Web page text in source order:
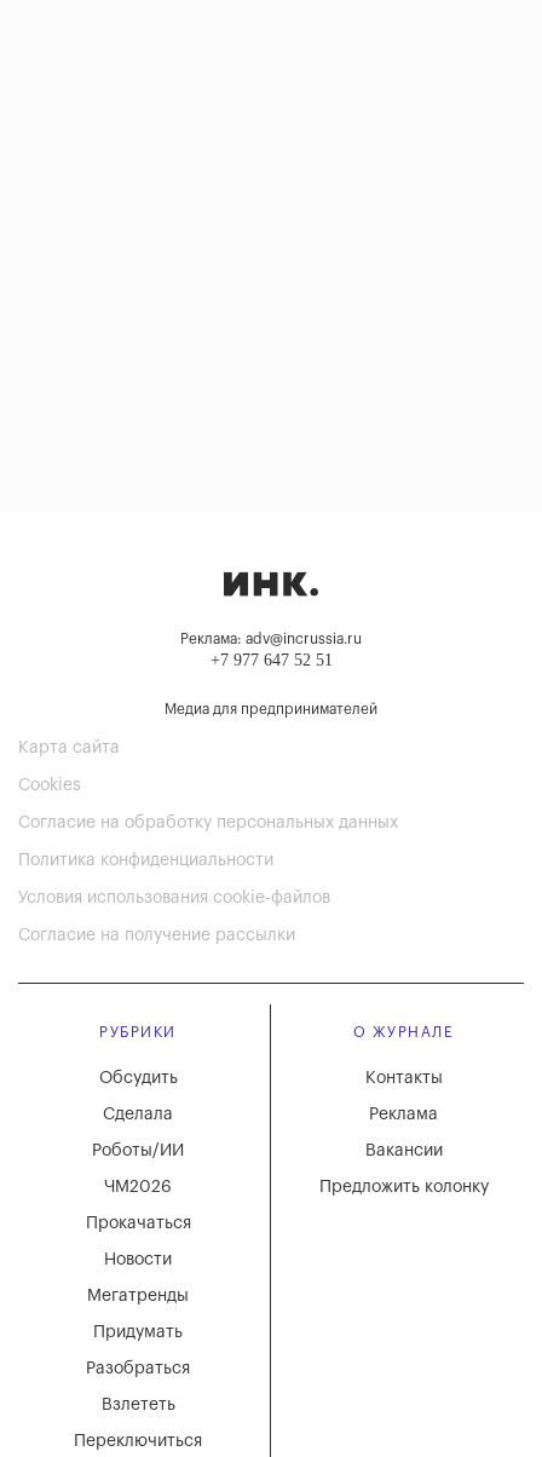
Реклама: adv@incrussia.ru
+7 977 647 52 51
Медиа для предпринимателей
Карта сайта
Cookies
Согласие на обработку персональных данных
Политика конфиденциальности
Условия использования cookie-файлов
Согласие на получение рассылки
РУБРИКИ
Мегатренды
Придумать
Разобраться
Взлететь
Новости
Переключиться
Обсудить
Сделала
Роботы/ИИ
ЧМ2026
Прокачаться
О ЖУРНАЛЕ
Вакансии
Реклама
Контакты
Предложить колонку